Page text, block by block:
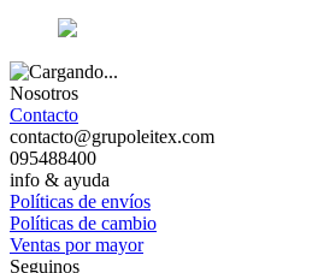
Nosotros
Contacto
contacto@grupoleitex.com
095488400
info & ayuda
Políticas de envíos
Políticas de cambio
Ventas por mayor
Seguinos